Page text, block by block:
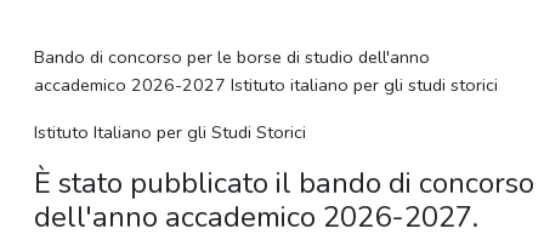
Bando di concorso per le borse di studio dell'anno
accademico 2026-2027 Istituto italiano per gli studi storici
Istituto Italiano per gli Studi Storici
È stato pubblicato il bando di
dell'anno accademico 2026-2027.